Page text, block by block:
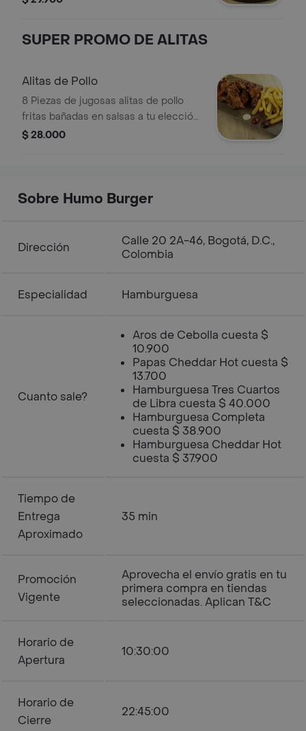
SUPER PROMO DE ALITAS
Alitas de Pollo
8 Piezas de jugosas alitas de pollo
fritas bañadas en salsas a tu elección
acompañadas con 200 gramos de
$ 28.000
Sobre Humo Burger
Dirección
Calle 20 2A-46, Bogotá, D.C.,
Colombia
Especialidad Hamburguesa
Cuanto sale?
Aros de Cebolla cuesta $
10.900
Papas Cheddar Hot cuesta $
13.700
Hamburguesa Tres Cuartos
de Libra cuesta $ 40.000
Hamburguesa Completa
cuesta $ 38.900
Hamburguesa Cheddar Hot
cuesta $ 37.900
Tiempo de
Entrega
Aproximado
35 min
Promoción
Vigente
Aprovecha el envío gratis en tu
primera compra en tiendas
seleccionadas. Aplican T&C
Horario de
Apertura
10:30:00
Horario de
Cierre
22:45:00